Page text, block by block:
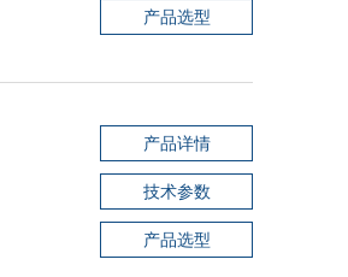
产品选型
产品详情
技术参数
产品选型